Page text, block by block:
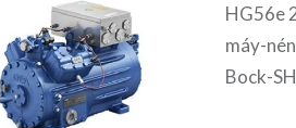
HG56e
máy-
Bock-